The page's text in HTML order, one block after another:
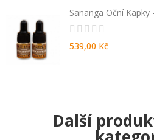
Sananga Oční Kapky
539,00 Kč
Další